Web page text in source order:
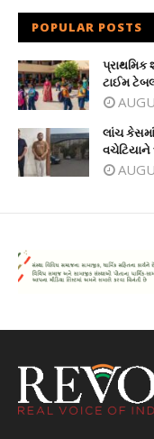
POPULAR POSTS
પ્રાથમિક
ટાઈમ
લાંચ
વચેટિયાને